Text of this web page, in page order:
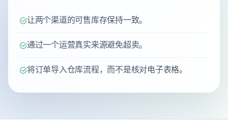
让两个渠道的可售库存保持一致。
通过一个运营真实来源避免超卖。
将订单导入仓库流程，而不是核对电子表格。